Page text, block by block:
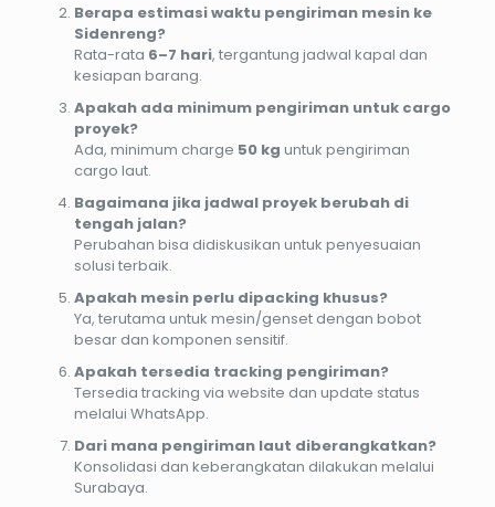
Berapa estimasi waktu pengiriman mesin ke
Sidenreng?
Rata-rata 6–7 hari, tergantung jadwal kapal dan
kesiapan barang.
Apakah ada minimum pengiriman untuk cargo
proyek?
Ada, minimum charge 50 kg untuk pengiriman
cargo laut.
Bagaimana jika jadwal proyek berubah di
tengah jalan?
Perubahan bisa didiskusikan untuk penyesuaian
solusi terbaik.
Apakah mesin perlu dipacking khusus?
Ya, terutama untuk mesin/genset dengan bobot
besar dan komponen sensitif.
Apakah tersedia tracking pengiriman?
Tersedia tracking via website dan update status
melalui WhatsApp.
Dari mana pengiriman laut diberangkatkan?
Konsolidasi dan keberangkatan dilakukan melalui
Surabaya.